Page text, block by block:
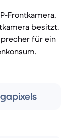
Frontkamera,
besitzt.
für ein